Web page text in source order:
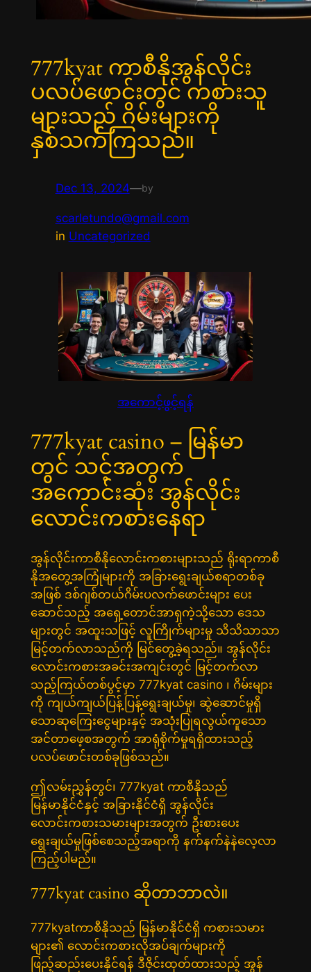
777kyat ကာစီနိုအွန်လိုင်း
ပလပ်ဖောင်းတွင် ကစားသူ
များသည် ဂိမ်းများကို
နှစ်သက်ကြသည်။
Dec 13, 2024—by
scarletundo@gmail.com
in Uncategorized
အကောင့်ဖွင့်ရန်
777kyat casino – မြန်မာ
တွင် သင့်အတွက်
အကောင်းဆုံး အွန်လိုင်း
လောင်းကစားနေရာ
အွန်လိုင်းကာစီနိုလောင်းကစားများသည် ရိုးရာကာစီ
နိုအတွေ့အကြုံများကို အခြားရွေးချယ်စရာတစ်ခု
အဖြစ် ဒစ်ဂျစ်တယ်ဂိမ်းပလက်ဖောင်းများ ပေး
ဆောင်သည့် အရှေ့တောင်အာရှကဲ့သို့သော ဒေသ
များတွင် အထူးသဖြင့် လူကြိုက်များမှု သိသိသာသာ
မြင့်တက်လာသည်ကို မြင်တွေ့ခဲ့ရသည်။ အွန်လိုင်း
လောင်းကစားအခင်းအကျင်းတွင် မြင့်တက်လာ
သည့်ကြယ်တစ်ပွင့်မှာ 777kyat casino ၊ ဂိမ်းများ
ကို ကျယ်ကျယ်ပြန့်ပြန့်ရွေးချယ်မှု၊ ဆွဲဆောင်မှုရှိ
သောဆုကြေးငွေများနှင့် အသုံးပြုရလွယ်ကူသော
အင်တာဖေ့စအတွက် အာရုံစိုက်မှုရရှိထားသည့်
ပလပ်ဖောင်းတစ်ခုဖြစ်သည်။
ဤလမ်းညွှန်တွင်၊ 777kyat ကာစီနိုသည်
မြန်မာနိုင်ငံနှင့် အခြားနိုင်ငံရှိ အွန်လိုင်း
လောင်းကစားသမားများအတွက် ဦးစားပေး
ရွေးချယ်မှုဖြစ်စေသည့်အရာကို နက်နက်နဲနဲလေ့လာ
ကြည့်ပါမည်။
777kyat casino ဆိုတာဘာလဲ။
777kyatကာစီနိုသည် မြန်မာနိုင်ငံရှိ ကစားသမား
များ၏ လောင်းကစားလိုအပ်ချက်များကို
ဖြည့်ဆည်းပေးနိုင်ရန် ဒီဇိုင်းထုတ်ထားသည့် အွန်